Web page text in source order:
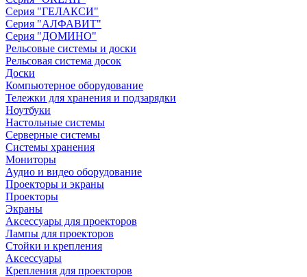
Серия "ГЕЛАКСИ"
Серия "АЛФАВИТ"
Серия "ДОМИНО"
Рельсовые системы и доски
Рельсовая система досок
Доски
Компьютерное оборудование
Тележки для хранения и подзарядки
Ноутбуки
Настольные системы
Серверные системы
Системы хранения
Мониторы
Аудио и видео оборудование
Проекторы и экраны
Проекторы
Экраны
Аксессуары для проекторов
Лампы для проекторов
Стойки и крепления
Аксессуары
Крепления для проекторов